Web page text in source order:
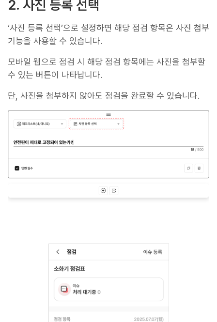
2. 사진 등록 선택
‘사진 등록 선택’으로 설정하면 해당 점검 항목은 사진 첨부
기능을 사용할 수 있습니다.
모바일 웹으로 점검 시 해당 점검 항목에는 사진을 첨부할
수 있는 버튼이 나타납니다.
단, 사진을 첨부하지 않아도 점검을 완료할 수 있습니다.